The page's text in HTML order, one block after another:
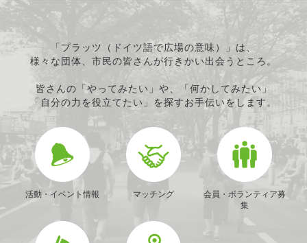
「プラッツ（ドイツ語で広場の意味）」は、
様々な団体、市民の皆さんが行きかい出会うところ。
皆さんの「やってみたい」や、「何かしてみたい」
「自分の力を役立てたい」を探すお手伝いをします。
活動・イベント情報 マッチング
会員・ボランティア募
集